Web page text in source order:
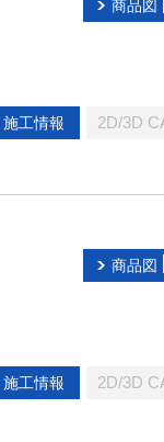
商品図
施工情報 2D/3D
商品図
施工情報 2D/3D